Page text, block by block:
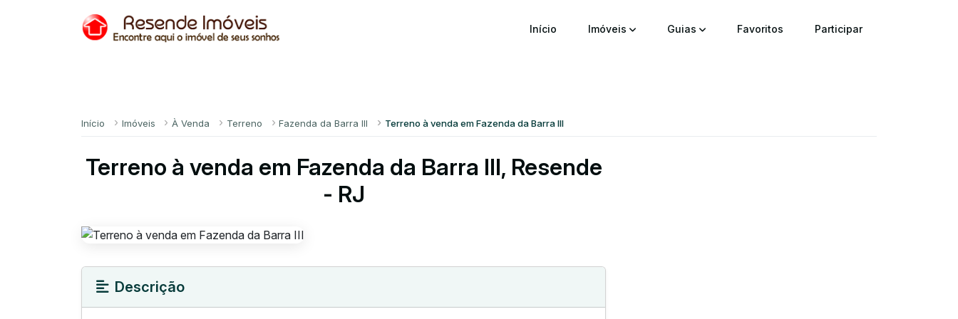
Início Imóveis Guias Favoritos Participar
Início Imóveis À Venda Terreno Fazenda da Barra III Terreno à venda em Fazenda da Barra III
Terreno à venda em Fazenda da Barra III, Resende
- RJ
Descrição